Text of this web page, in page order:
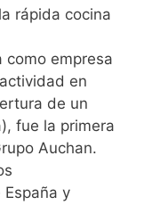
rápida cocina
como empresa
en
de un
fue la primera
Auchan.
y